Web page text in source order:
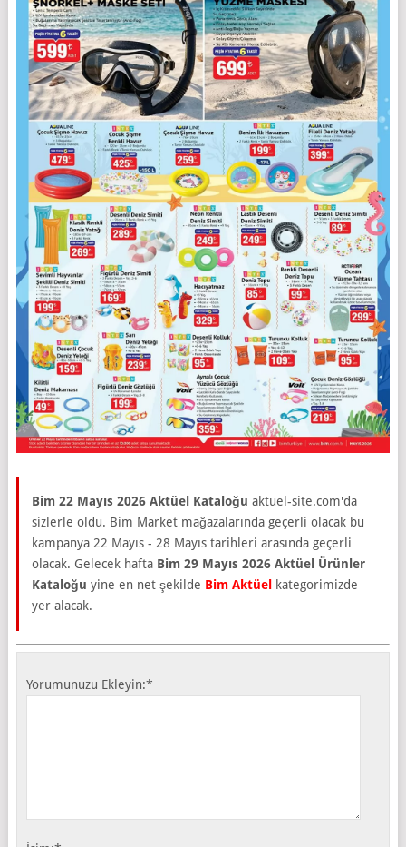
Bim 22 Mayıs 2026 Aktüel Kataloğu aktuel-site.com'da
sizlerle oldu. Bim Market mağazalarında geçerli olacak bu
kampanya 22 Mayıs - 28 Mayıs tarihleri arasında geçerli
olacak. Gelecek hafta Bim 29 Mayıs 2026 Aktüel Ürünler
Kataloğu yine en net şekilde Bim Aktüel
kategorimizde
yer alacak.
Yorumunuzu Ekleyin:*